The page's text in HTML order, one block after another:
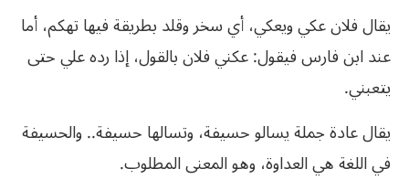
يقال فلان عكي ويعكي، أي سخر وقلد بطريقة فيها تهكم، أما
عند ابن فارس فيقول: عكني فلان بالقول، إذا رده علي حتى
يتعبني.
يقال عادة جملة يسالو حسيفة، وتسالها حسيفة.. والحسيفة
في اللغة هي العداوة، وهو المعنى المطلوب.